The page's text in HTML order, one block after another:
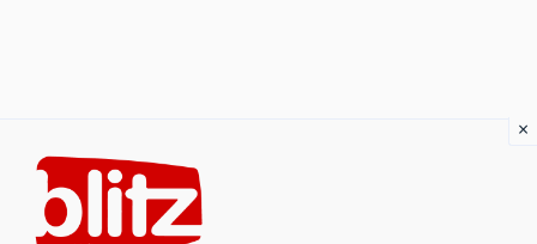
content
×